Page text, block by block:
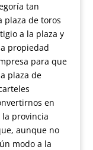
tan
plaza de toros
a la plaza y
propiedad
para que
plaza de
en
provincia
aunque no
modo a la